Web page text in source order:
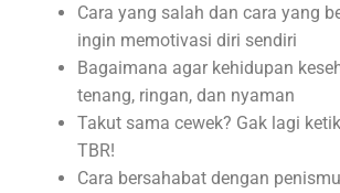
Cara yang salah dan cara yang
ingin memotivasi diri sendiri
Bagaimana agar kehidupan
tenang, ringan, dan nyaman
Takut sama cewek? Gak lagi
TBR!
Cara bersahabat dengan